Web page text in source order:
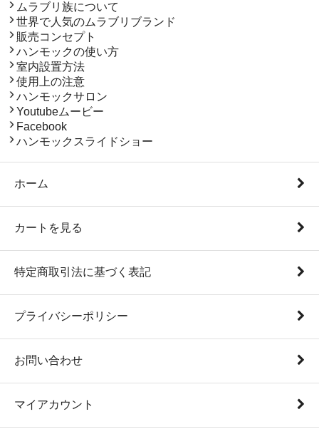
ムラブリ族について
世界で人気のムラブリブランド
販売コンセプト
ハンモックの使い方
室内設置方法
使用上の注意
ハンモックサロン
Youtubeムービー
Facebook
ハンモックスライドショー
ホーム
カートを見る
特定商取引法に基づく表記
プライバシーポリシー
お問い合わせ
マイアカウント